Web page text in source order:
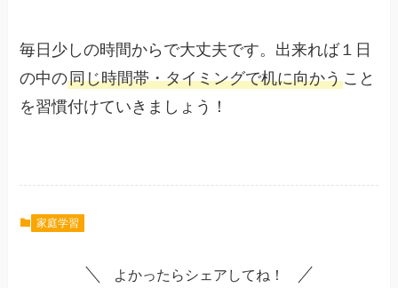
毎日少しの時間からで大丈夫です。出来れば１日
の中の同じ時間帯・タイミングで机に向かうこと
を習慣付けていきましょう！
家庭学習
よかったらシェアしてね！